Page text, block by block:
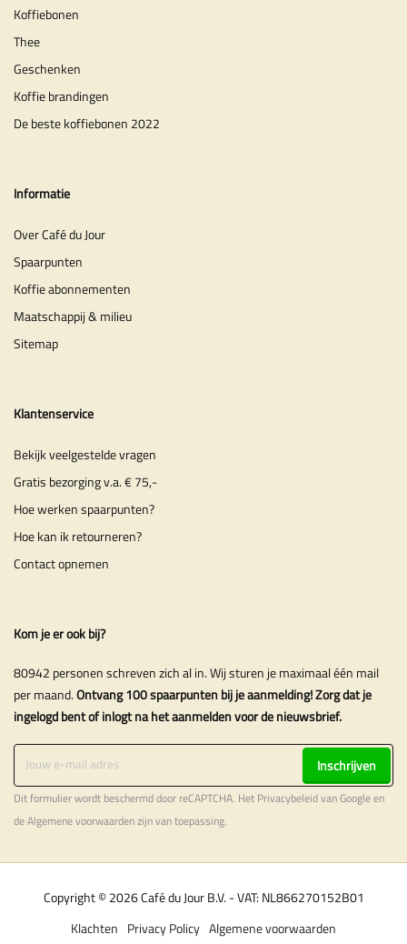
Koffiebonen
Thee
Geschenken
Koffie brandingen
De beste koffiebonen 2022
Informatie
Over Café du Jour
Spaarpunten
Koffie abonnementen
Maatschappij & milieu
Sitemap
Klantenservice
Bekijk veelgestelde vragen
Gratis bezorging v.a. € 75,-
Hoe werken spaarpunten?
Hoe kan ik retourneren?
Contact opnemen
Kom je er ook bij?
80942 personen schreven zich al in. Wij sturen je maximaal één mail
per maand.Ontvang 100 spaarpunten bij je aanmelding! Zorg dat je
ingelogd bent of inlogt na het aanmelden voor de nieuwsbrief.
Inschrijven
Dit formulier wordt beschermd door reCAPTCHA. Het Privacybeleidvan Google en
deAlgemene voorwaardenzijn van toepassing.
Copyright © 2026 Café du Jour B.V. - VAT: NL866270152B01
Algemene voorwaarden
Privacy Policy
Klachten